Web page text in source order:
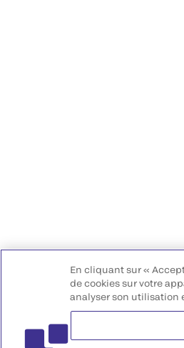
En cliquant sur «
de cookies sur votre
analyser son utilisation